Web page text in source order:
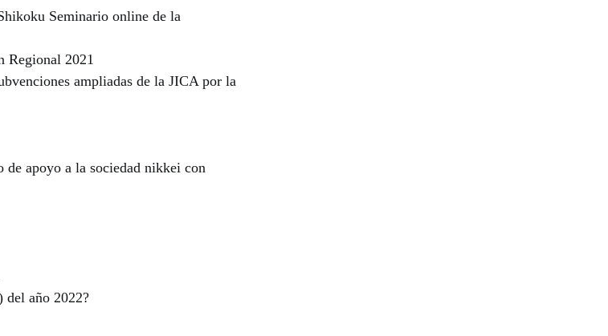
Seminario online de la
Regional 2021
ampliadas de la JICA por la
apoyo a la sociedad nikkei con
año 2022?